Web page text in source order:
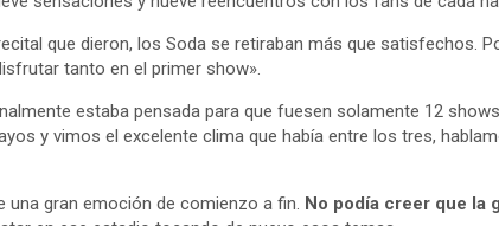
que dieron, los Soda se retiraban más que satisfechos.
tanto en el primer show».
estaba pensada para que fuesen solamente 12
y vimos el excelente clima que había entre los tres,
una gran emoción de comienzo a fin. No podía creer que la